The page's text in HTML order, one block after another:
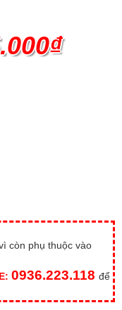
còn phụ thuộc vào
0936.223.118 để